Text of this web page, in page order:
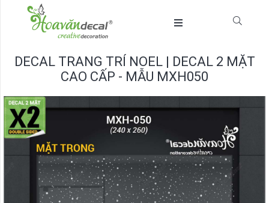
DECAL TRANG TRÍ NOEL | DECAL 2 MẶT
CAO CẤP - MẪU MXH050